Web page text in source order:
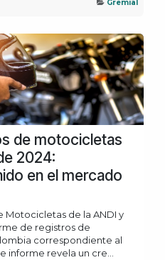
Gremial
de motocicletas
2024:
en el mercado
Motocicletas de la ANDI y
de registros de
correspondiente al
informe revela un cre...